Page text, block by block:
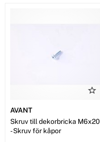
AVANT
Skruv till dekorbricka M6x20
- Skruv för kåpor